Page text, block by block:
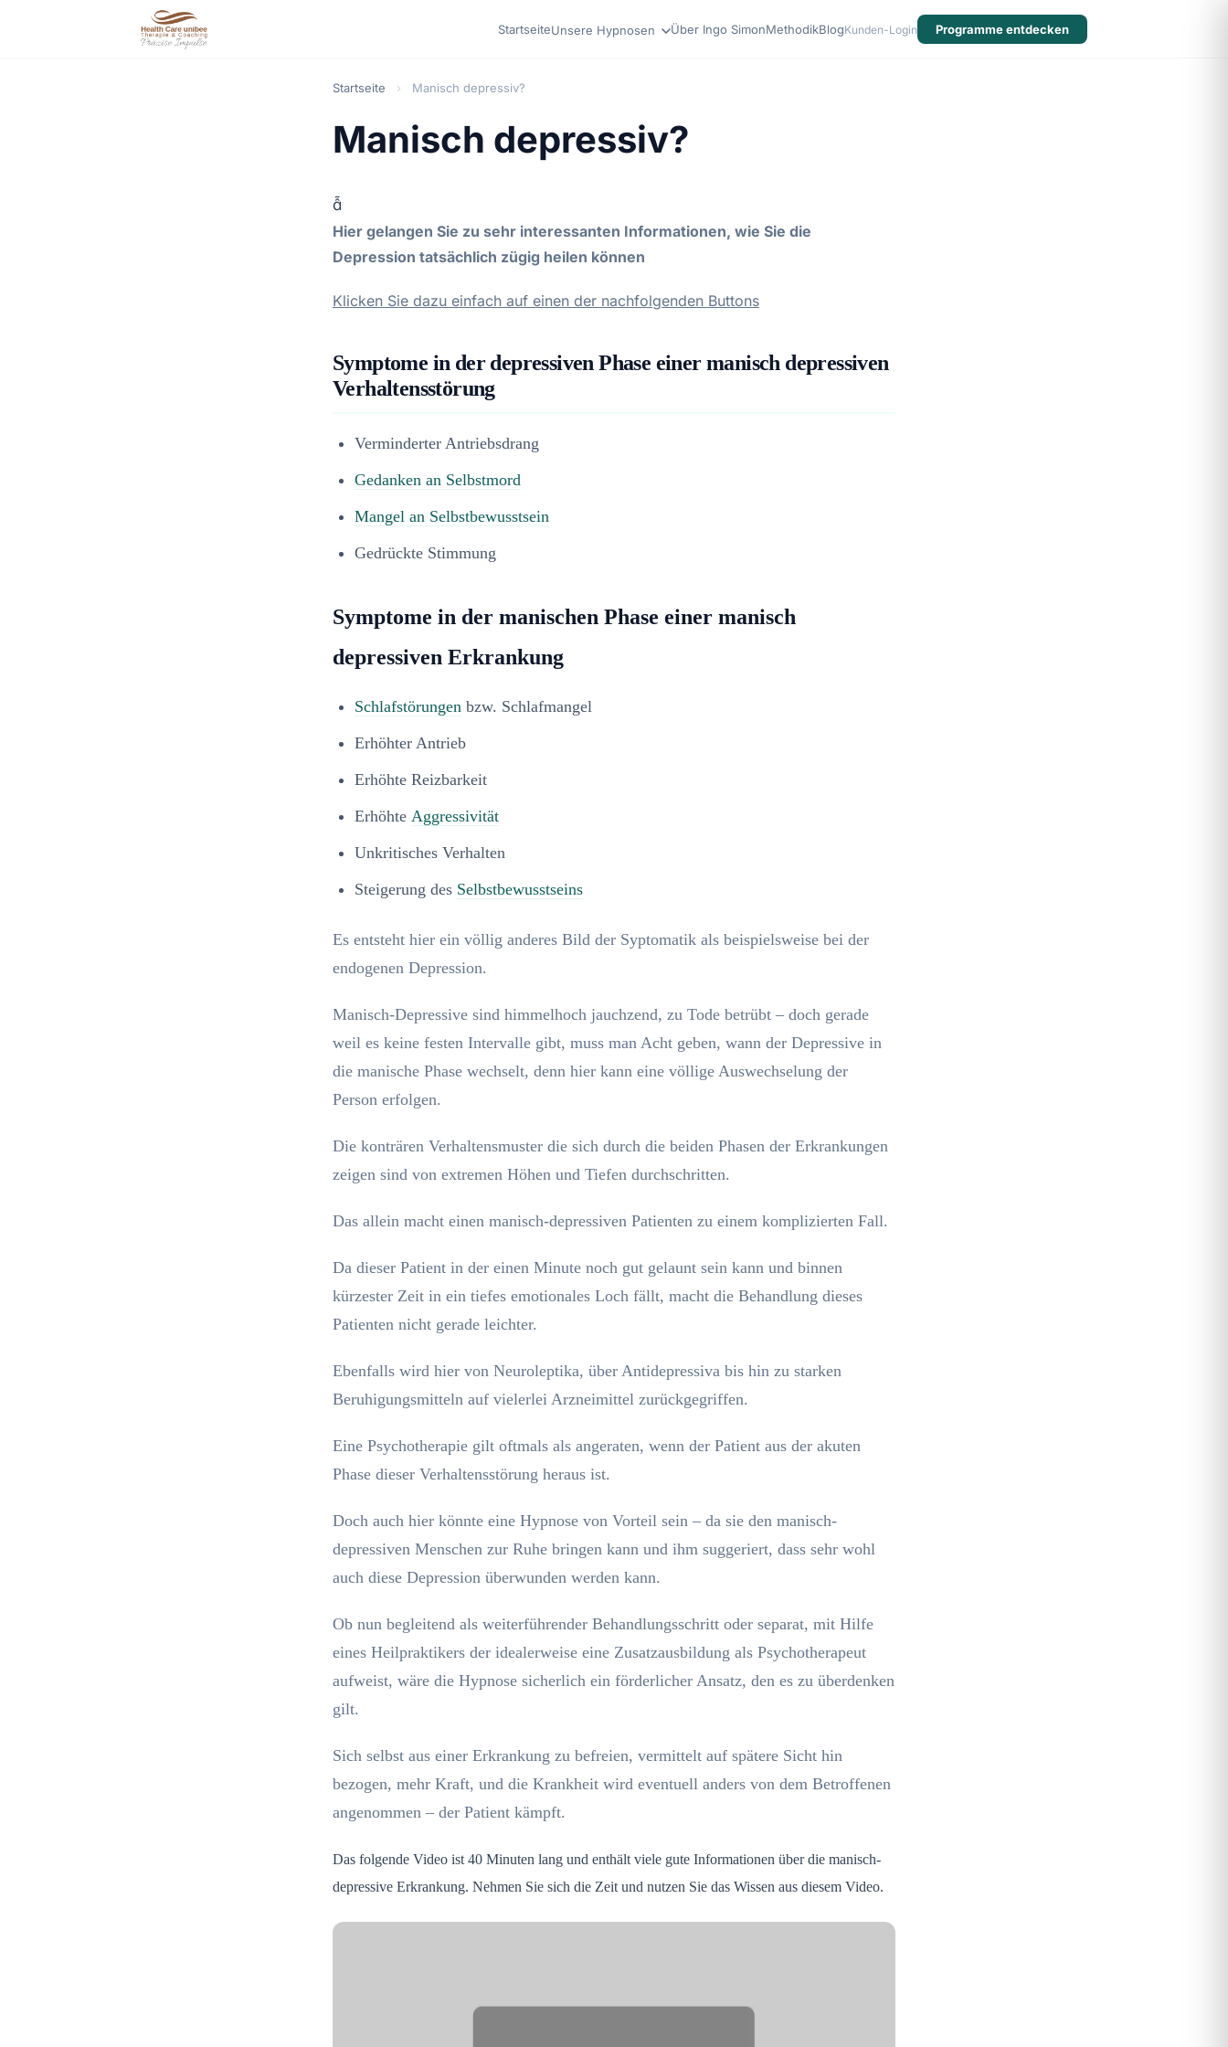
StartseiteUnsere Hypnosen Über Ingo SimonMethodikBlogKunden-Login Programme entdecken
Startseite › Manisch depressiv?
Manisch depressiv?

Hier gelangen Sie zu sehr interessanten Informationen, wie Sie die
Depression tatsächlich zügig heilen können
Klicken Sie dazu einfach auf einen der nachfolgenden Buttons
Symptome in der depressiven Phase einer manisch depressiven
Verhaltensstörung
Verminderter Antriebsdrang
Gedanken an Selbstmord
Mangel an Selbstbewusstsein
Gedrückte Stimmung
Symptome in der manischen Phase einer manisch
depressiven Erkrankung
Schlafstörungen bzw. Schlafmangel
Erhöhter Antrieb
Erhöhte Reizbarkeit
Erhöhte Aggressivität
Unkritisches Verhalten
Steigerung des Selbstbewusstseins
Es entsteht hier ein völlig anderes Bild der Syptomatik als beispielsweise bei der
endogenen Depression.
Manisch-Depressive sind himmelhoch jauchzend, zu Tode betrübt – doch gerade
weil es keine festen Intervalle gibt, muss man Acht geben, wann der Depressive in
die manische Phase wechselt, denn hier kann eine völlige Auswechselung der
Person erfolgen.
Die konträren Verhaltensmuster die sich durch die beiden Phasen der Erkrankungen
zeigen sind von extremen Höhen und Tiefen durchschritten.
Das allein macht einen manisch-depressiven Patienten zu einem komplizierten Fall.
Da dieser Patient in der einen Minute noch gut gelaunt sein kann und binnen
kürzester Zeit in ein tiefes emotionales Loch fällt, macht die Behandlung dieses
Patienten nicht gerade leichter.
Ebenfalls wird hier von Neuroleptika, über Antidepressiva bis hin zu starken
Beruhigungsmitteln auf vielerlei Arzneimittel zurückgegriffen.
Eine Psychotherapie gilt oftmals als angeraten, wenn der Patient aus der akuten
Phase dieser Verhaltensstörung heraus ist.
Doch auch hier könnte eine Hypnose von Vorteil sein – da sie den manisch-
depressiven Menschen zur Ruhe bringen kann und ihm suggeriert, dass sehr wohl
auch diese Depression überwunden werden kann.
Ob nun begleitend als weiterführender Behandlungsschritt oder separat, mit Hilfe
eines Heilpraktikers der idealerweise eine Zusatzausbildung als Psychotherapeut
aufweist, wäre die Hypnose sicherlich ein förderlicher Ansatz, den es zu überdenken
gilt.
Sich selbst aus einer Erkrankung zu befreien, vermittelt auf spätere Sicht hin
bezogen, mehr Kraft, und die Krankheit wird eventuell anders von dem Betroffenen
angenommen – der Patient kämpft.
Das folgende Video ist 40 Minuten lang und enthält viele gute Informationen über die manisch-
depressive Erkrankung. Nehmen Sie sich die Zeit und nutzen Sie das Wissen aus diesem Video.